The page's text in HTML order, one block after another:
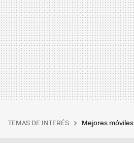
TEMAS DE INTERÉS Mejores móviles